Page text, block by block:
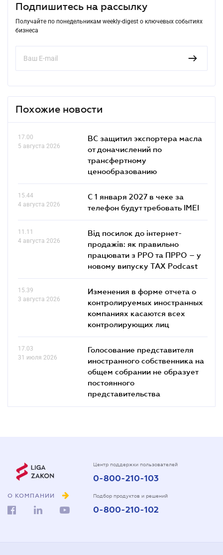
Подпишитесь на рассылку
Получайте по понедельникам weekly-digest о ключевых событиях
бизнеса
Похожие новости
17.00
5 августа 2026
ВС защитил экспортера масла
от доначислений по
трансфертному
ценообразованию
15.44
4 августа 2026
С 1 января 2027 в чеке за
телефон будут требовать IMEI
11.11
4 августа 2026
Від посилок до інтернет-
продажів: як правильно
працювати з РРО та ПРРО – у
новому випуску TAX Podcast
15.39
3 августа 2026
Изменения в форме отчета о
контролируемых иностранных
компаниях касаются всех
контролирующих лиц
17.03
31 июля 2026
Голосование представителя
иностранного собственника на
общем собрании не образует
постоянного
представительства
О КОМПАНИИ
Центр поддержки пользователей
0-800-210-103
Подбор продуктов и решений
0-800-210-102